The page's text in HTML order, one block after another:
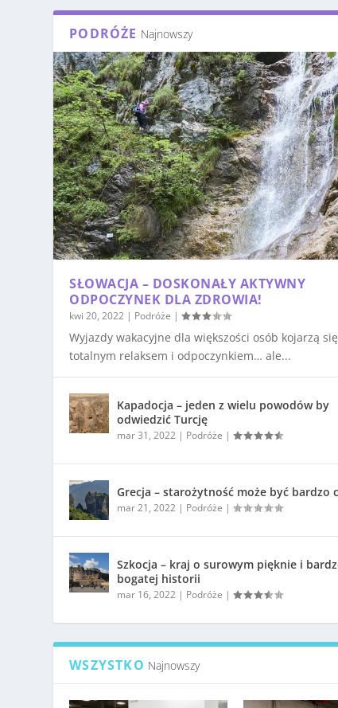
PODRÓŻE Najnowszy
SŁOWACJA – DOSKONAŁY AKTYWNY
ODPOCZYNEK DLA ZDROWIA!
kwi 20, 2022 | Podróże |
Wyjazdy wakacyjne dla większości osób kojarzą
totalnym relaksem i odpoczynkiem… ale...
Kapadocja – jeden z wielu powodów by
odwiedzić Turcję
mar 31, 2022 | Podróże |
Grecja – starożytność może być bardzo
mar 21, 2022 | Podróże |
Szkocja – kraj o surowym pięknie i
bogatej historii
mar 16, 2022 | Podróże |
WSZYSTKO Najnowszy